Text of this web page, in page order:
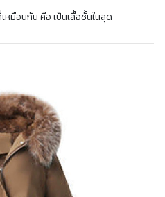
มือนกัน คือ เป็นเสื้อชั้นในสุด